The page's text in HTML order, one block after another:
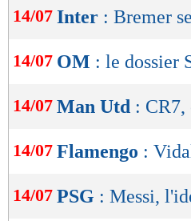
14/07 Inter : Bremer
14/07 OM : le dossier
14/07 Man Utd :
14/07 Flamengo :
14/07 PSG : Messi,